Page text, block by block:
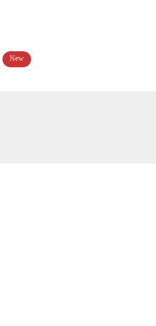
New